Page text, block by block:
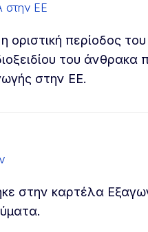
στην ΕΕ
οριστική περίοδος
του άνθρακα
στην ΕΕ.
στην καρτέλα